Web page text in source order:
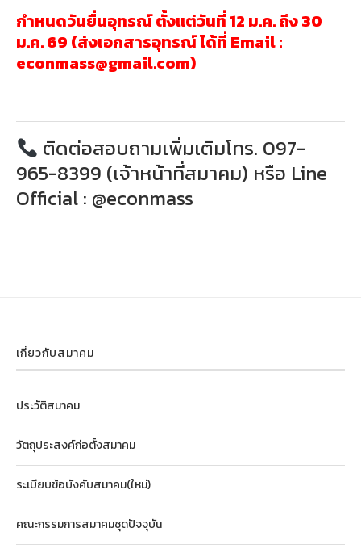
กำหนดวันยื่นอุทรณ์ ตั้งแต่วันที่ 12 ม.ค. ถึง 30
ม.ค. 69 (ส่งเอกสารอุทรณ์ ได้ที่ Email :
econmass@gmail.com)
ติดต่อสอบถามเพิ่มเติมโทร. 097-
965-8399 (เจ้าหน้าที่สมาคม) หรือ Line
Official : @econmass
เกี่ยวกับสมาคม
ประวัติสมาคม
วัตถุประสงค์ก่อตั้งสมาคม
ระเบียบข้อบังคับสมาคม(ใหม่)
คณะกรรมการสมาคมชุดปัจจุบัน